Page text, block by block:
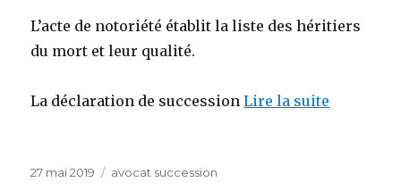
L’acte de notoriété établit la liste des héritiers
du mort et leur qualité.
La déclaration de successionLire la suite
Publié
27 mai 2019 Catégories
avocat succession